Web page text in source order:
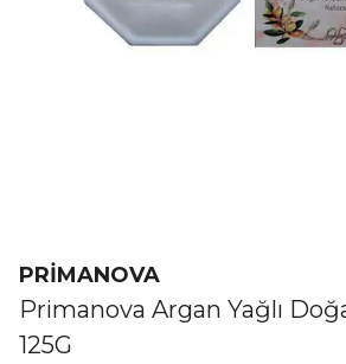
PRİMANOVA
Primanova Argan Yağlı
125G